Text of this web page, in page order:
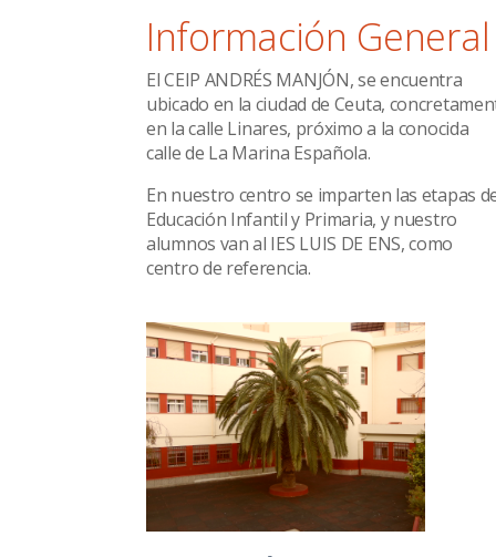
Información General
El CEIP ANDRÉS MANJÓN, se encuentra
ubicado en la ciudad de Ceuta,
en la calle Linares, próximo a la conocida
calle de La Marina Española.
En nuestro centro se imparten las etapas
Educación Infantil y Primaria, y nuestro
alumnos van al IES LUIS DE ENS, como
centro de referencia.